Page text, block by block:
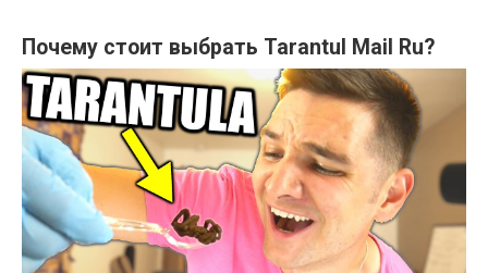
Почему стоит выбрать Tarantul Mail Ru?